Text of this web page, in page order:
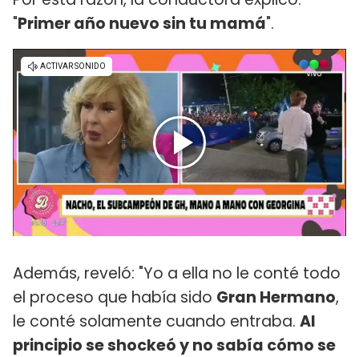
"Primer año nuevo sin tu mamá".
Además, reveló: "Yo a ella no le conté todo
el proceso que había sido Gran Hermano,
le conté solamente cuando entraba. Al
principio se shockeó y no sabía cómo se